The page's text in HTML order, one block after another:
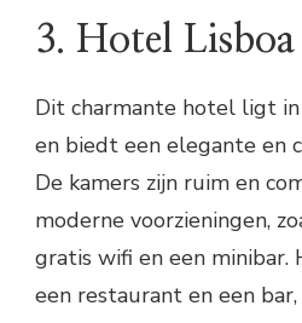
3. Hotel Lisboa
Dit charmante hotel ligt
en biedt een elegante en
De kamers zijn ruim en
moderne voorzieningen,
gratis wifi en een
een restaurant en een